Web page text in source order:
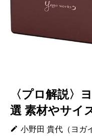
〈プロ解説〉
選 素材やサイ
小野田 貴代（ヨガ